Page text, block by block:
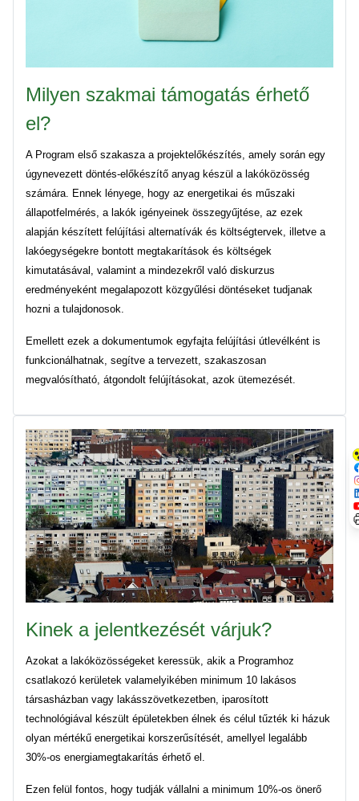
Milyen szakmai támogatás érhető
el?
A Program első szakasza a projektelőkészítés, amely során egy
úgynevezett döntés-előkészítő anyag készül a lakóközösség
számára. Ennek lényege, hogy az energetikai és műszaki
állapotfelmérés, a lakók igényeinek összegyűjtése, az ezek
alapján készített felújítási alternatívák és költségtervek, illetve a
lakóegységekre bontott megtakarítások és költségek
kimutatásával, valamint a mindezekről való diskurzus
eredményeként megalapozott közgyűlési döntéseket tudjanak
hozni a tulajdonosok.
Emellett ezek a dokumentumok egyfajta felújítási útlevélként is
funkcionálhatnak, segítve a tervezett, szakaszosan
megvalósítható, átgondolt felújításokat, azok ütemezését.
Kinek a jelentkezését várjuk?
Azokat a lakóközösségeket keressük, akik a Programhoz
csatlakozó kerületek valamelyikében minimum 10 lakásos
társasházban vagy lakásszövetkezetben, iparosított
technológiával készült épületekben élnek és célul tűzték ki házuk
olyan mértékű energetikai korszerűsítését, amellyel legalább
30%-os energiamegtakarítás érhető el.
Ezen felül fontos, hogy tudják vállalni a minimum 10%-os önerő